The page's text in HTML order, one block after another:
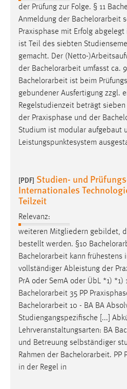
der Prüfung zur Folge. § 11
Anmeldung der Bachelorarbeit
Praxisphase mit Erfolg abgelegt
ist Teil des siebten
gemacht. Der (Netto-
der Bachelorarbeit umfasst ca.
Bachelorarbeit ist beim
gebundener Ausfertigung zzgl.
Regelstudienzeit beträgt
der Praxisphase und der
Studium ist modular aufgebaut
Leistungspunktesystem
[PDF] Studien- und
Internationales
Teilzeit
Relevanz:
weiteren Mitgliedern gebildet,
bestellt werden. §10
Bachelorarbeit kann frühestens
vollständiger Ableistung der
PrA oder SemA oder ÜbL *1) *1)
Bachelorarbeit 35 PP
Bachelorarbeit 10 - BA BA
Studiengangspezifische [...]
Lehrveranstaltungsarten: BA
und Betreuung selbständiger
Rahmen der Bachelorarbeit. PP
in der Regel in